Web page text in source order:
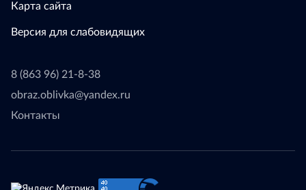
Карта сайта
Версия для слабовидящих
8 (863 96) 21-8-38
obraz.oblivka@yandex.ru
Контакты